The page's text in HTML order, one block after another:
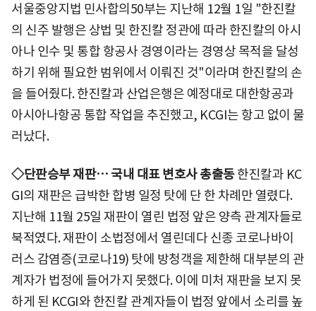
서울중앙지법 민사합의50부는 지난해 12월 1일 "한진칼
의 신주 발행은 상법 및 한진칼 정관에 따라 한진칼의 아시
아나 인수 및 통합 항공사 경영이라는 경영상 목적을 달성
하기 위해 필요한 범위에서 이뤄진 것"이라며 한진칼의 손
을 들어줬다. 한진칼과 산업은행은 예정대로 대한항공과
아시아나항공 통합 작업을 추진했고, KCGI는 항고 없이 물
러났다.
◇단판승부 재판… 국내 대표 변호사 총출동한진칼과 KC
GI의 재판은 급박한 합병 일정 탓에 단 한 차례만 열렸다.
지난해 11월 25일 재판이 열린 법정 앞은 양측 관계자들로
북적였다. 재판이 소법정에서 열린데다 신종 코로나바이
러스 감염증(코로나19) 탓에 방청객을 제한해 대부분의 관
계자가 법정에 들어가지 못했다. 이에 미처 재판을 보지 못
하게 된 KCGI와 한진칼 관계자들이 법정 앞에서 소리를 높